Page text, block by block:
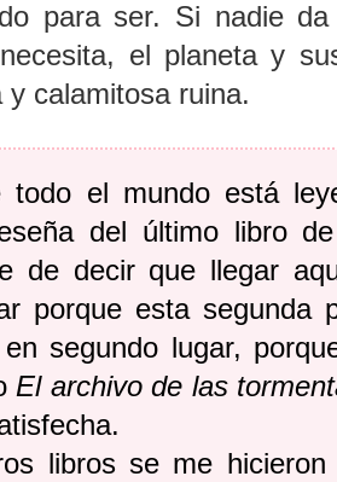
para ser. Si nadie
el planeta y
y calamitosa ruina.
todo el mundo está
del último libro
de decir que llegar
porque esta
segundo lugar,
El archivo de las
libros se me